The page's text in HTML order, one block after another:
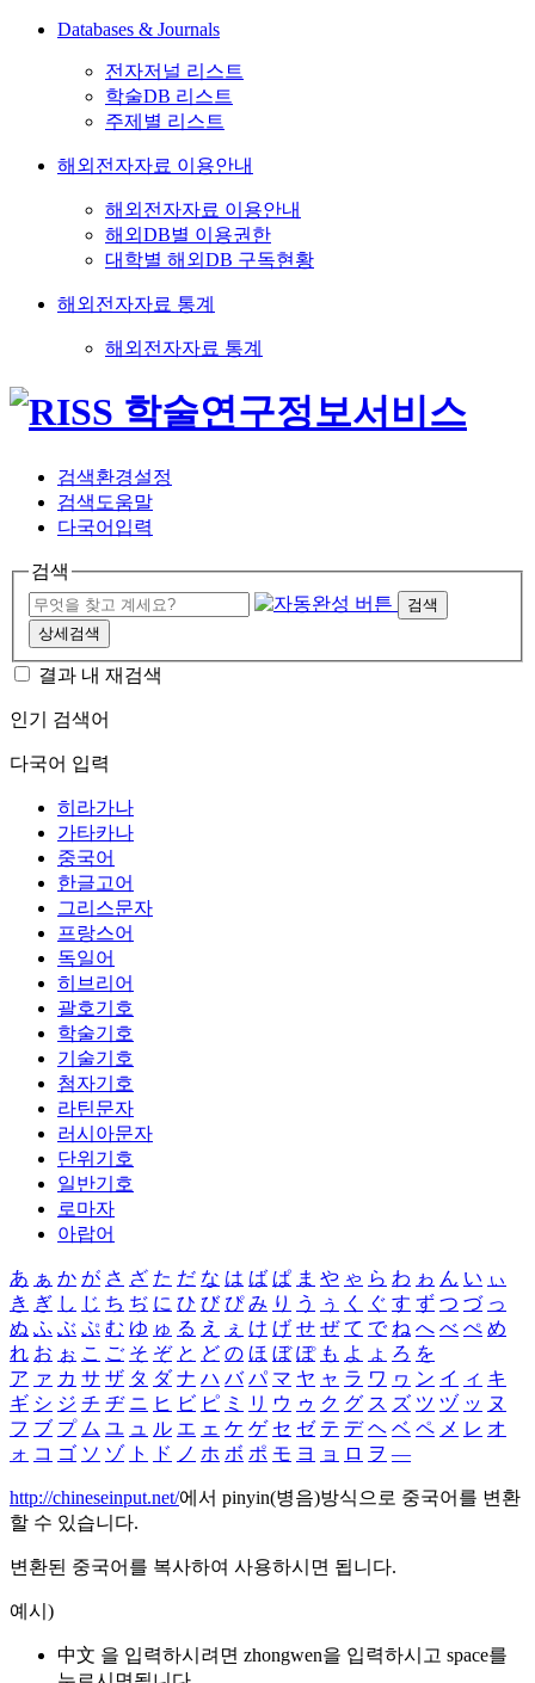
Databases & Journals
전자저널 리스트
학술DB 리스트
주제별 리스트
해외전자자료 이용안내
해외전자자료 이용안내
해외DB별 이용권한
대학별 해외DB 구독현황
해외전자자료 통계
해외전자자료 통계
검색환경설정
검색도움말
다국어입력
검색
검색
상세검색
결과 내 재검색
인기 검색어
다국어 입력
히라가나
가타카나
중국어
한글고어
그리스문자
프랑스어
독일어
히브리어
괄호기호
학술기호
기술기호
첨자기호
라틴문자
러시아문자
단위기호
일반기호
로마자
아랍어
あ ぁ か が さ ざ た だ な は ば ぱ ま や ゃ ら わ ゎ ん い ぃ
き ぎ し じ ち ぢ に ひ び ぴ み り う ぅ く ぐ す ず つ づ っ
ぬ ふ ぶ ぷ む ゆ ゅ る え ぇ け げ せ ぜ て で ね へ べ ぺ め
れ お ぉ こ ご そ ぞ と ど の ほ ぼ ぽ も よ ょ ろ を
ア ァ カ サ ザ タ ダ ナ ハ バ パ マ ヤ ャ ラ ワ ヮ ン イ ィ キ
ギ シ ジ チ ヂ ニ ヒ ビ ピ ミ リ ウ ゥ ク グ ス ズ ツ ヅ ッ ヌ
フ ブ プ ム ユ ュ ル エ ェ ケ ゲ セ ゼ テ デ ヘ ベ ペ メ レ オ
ォ コ ゴ ソ ゾ ト ド ノ ホ ボ ポ モ ヨ ョ ロ ヲ ―
http://chineseinput.net/에서 pinyin(병음)방식으로 중국어를 변환
할 수 있습니다.
변환된 중국어를 복사하여 사용하시면 됩니다.
예시)
中文 을 입력하시려면 zhongwen을 입력하시고 space를